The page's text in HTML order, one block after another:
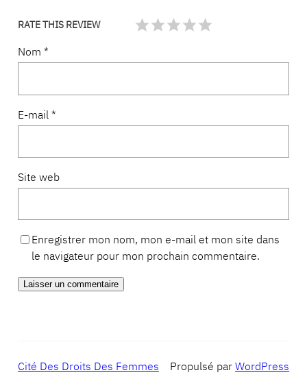
RATE THIS REVIEW
Nom *
E-mail *
Site web
Enregistrer mon nom, mon e-mail et mon site dans
le navigateur pour mon prochain commentaire.
Cité Des Droits Des Femmes Propulsé parWordPress